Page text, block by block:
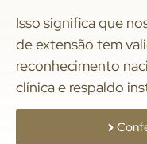
Isso significa que
de extensão tem
reconhecimento
clínica e respaldo